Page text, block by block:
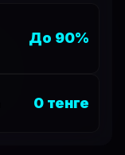
До 90%
0 тенге